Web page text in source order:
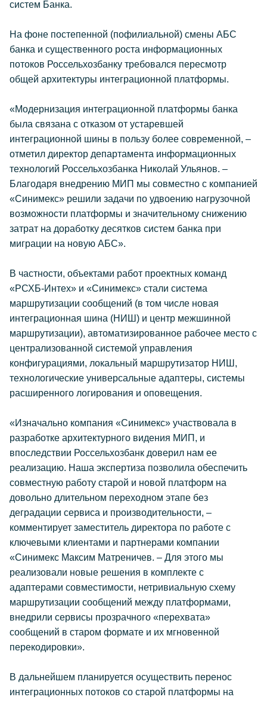
систем Банка.
На фоне постепенной (пофилиальной) смены АБС
банка и существенного роста информационных
потоков Россельхозбанку требовался пересмотр
общей архитектуры интеграционной платформы.
«Модернизация интеграционной платформы банка
была связана с отказом от устаревшей
интеграционной шины в пользу более современной, –
отметил директор департамента информационных
технологий Россельхозбанка Николай Ульянов. –
Благодаря внедрению МИП мы совместно с компанией
«Синимекс» решили задачи по удвоению нагрузочной
возможности платформы и значительному снижению
затрат на доработку десятков систем банка при
миграции на новую АБС».
В частности, объектами работ проектных команд
«РСХБ-Интех» и «Синимекс» стали система
маршрутизации сообщений (в том числе новая
интеграционная шина (НИШ) и центр межшинной
маршрутизации), автоматизированное рабочее место с
централизованной системой управления
конфигурациями, локальный маршрутизатор НИШ,
технологические универсальные адаптеры, системы
расширенного логирования и оповещения.
«Изначально компания «Синимекс» участвовала в
разработке архитектурного видения МИП, и
впоследствии Россельхозбанк доверил нам ее
реализацию. Наша экспертиза позволила обеспечить
совместную работу старой и новой платформ на
довольно длительном переходном этапе без
деградации сервиса и производительности, –
комментирует заместитель директора по работе с
ключевыми клиентами и партнерами компании
«Синимекс Максим Матреничев. – Для этого мы
реализовали новые решения в комплекте с
адаптерами совместимости, нетривиальную схему
маршрутизации сообщений между платформами,
внедрили сервисы прозрачного «перехвата»
сообщений в старом формате и их мгновенной
перекодировки».
В дальнейшем планируется осуществить перенос
интеграционных потоков со старой платформы на